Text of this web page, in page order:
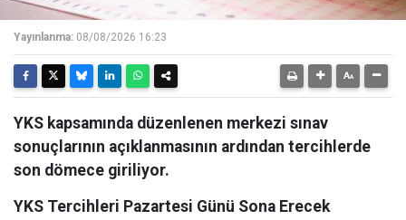
Yayınlanma: 08/08/2026 16:23
YKS kapsamında düzenlenen merkezi sınav
sonuçlarının açıklanmasının ardından tercihlerde
son dömece giriliyor.
YKS Tercihleri Pazartesi Günü Sona Erecek